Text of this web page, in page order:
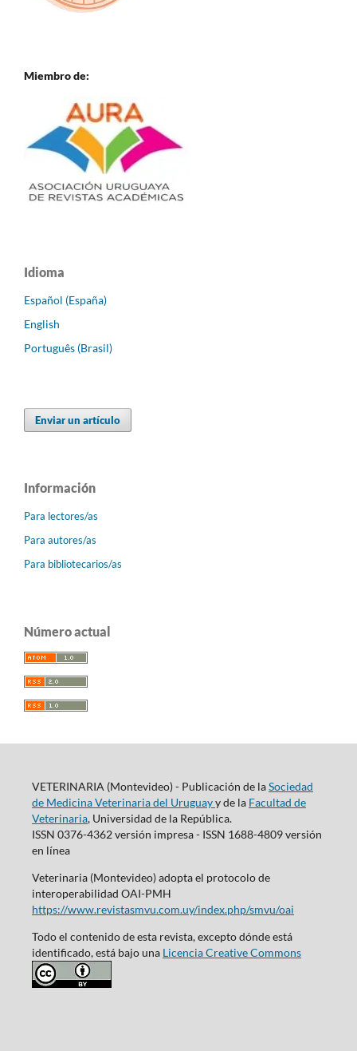
Miembro de:
Idioma
Español (España)
English
Português (Brasil)
Enviar un artículo
Información
Para lectores/as
Para autores/as
Para bibliotecarios/as
Número actual
VETERINARIA (Montevideo) - Publicación de laSociedad
de Medicina Veterinaria del Uruguayy de la Facultad de
Veterinaria, Universidad de la República.
ISSN 0376-4362 versión impresa - ISSN 1688-4809 versión
en línea
Veterinaria (Montevideo) adopta el protocolo de
interoperabilidad OAI-PMH
https://www.revistasmvu.com.uy/index.php/smvu/oai
Todo el contenido de esta revista, excepto dónde está
identificado, está bajo una Licencia Creative Commons